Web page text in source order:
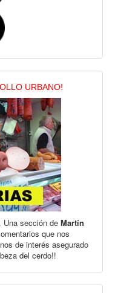
URBANO!
Una sección de Martín
que nos
de interés asegurado
del cerdo!!